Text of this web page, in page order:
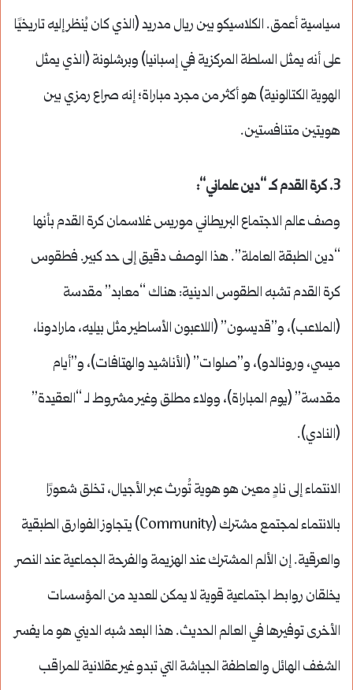
سياسية أعمق. الكلاسيكو بين ريال مدريد (الذي كان يُنظر إليه تاريخيًا
على أنه يمثل السلطة المركزية في إسبانيا) وبرشلونة (الذي يمثل
الهوية الكتالونية) هو أكثر من مجرد مباراة؛ إنه صراع رمزي بين
هويتين متنافستين.
3. كرة القدم كـ “دين علماني“:
وصف عالم الاجتماع البريطاني موريس غلاسمان كرة القدم بأنها
“دين الطبقة العاملة”. هذا الوصف دقيق إلى حد كبير. فطقوس
كرة القدم تشبه الطقوس الدينية: هناك “معابد” مقدسة
(الملاعب)، و”قديسون” (اللاعبون الأساطير مثل بيليه، مارادونا،
ميسي، ورونالدو)، و”صلوات” (الأناشيد والهتافات)، و”أيام
مقدسة” (يوم المباراة)، وولاء مطلق وغير مشروط لـ “العقيدة”
(النادي).
الانتماء إلى نادٍ معين هو هوية تُورث عبر الأجيال، تخلق شعورًا
بالانتماء لمجتمع مشترك (Community) يتجاوز الفوارق الطبقية
والعرقية. إن الألم المشترك عند الهزيمة والفرحة الجماعية عند النصر
يخلقان روابط اجتماعية قوية لا يمكن للعديد من المؤسسات
الأخرى توفيرها في العالم الحديث. هذا البعد شبه الديني هو ما يفسر
الشغف الهائل والعاطفة الجياشة التي تبدو غير عقلانية للمراقب